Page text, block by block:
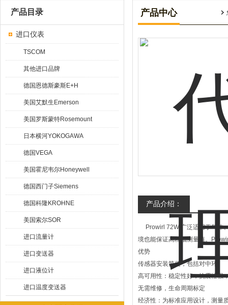
产品目录
进口仪表
TSCOM
其他进口品牌
德国恩德斯豪斯E+H
美国艾默生Emerson
美国罗斯蒙特Rosemount
日本横河YOKOGAWA
德国VEGA
美国霍尼韦尔Honeywell
德国西门子Siemens
德国科隆KROHNE
美国索尔SOR
进口流量计
进口变送器
进口液位计
进口温度变送器
产品中心
产品介绍：
Prowirl 72W 广泛适用于气体
境也能保证高精福测量值。
优势
传感器安装简便，包括对中环
高可用性：稳定性好，抗震性强
无需维修，生命周期标定
经济性：为标准应用设计，测量